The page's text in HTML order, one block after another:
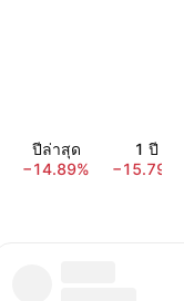
ปีล่าสุด
−14.89%
1 ปี
−15.79%